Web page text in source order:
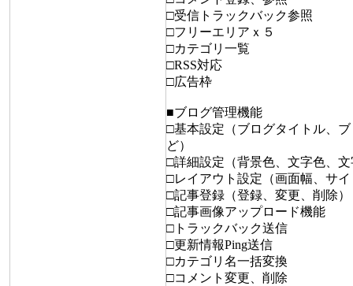
□受信トラックバック参照
□フリーエリアｘ５
□カテゴリ一覧
□RSS対応
□広告枠
■ブログ管理機能
□基本設定（ブログタイトル、
ど）
□詳細設定（背景色、文字色、
□レイアウト設定（画面幅、サ
□記事登録（登録、変更、削除）
□記事画像アップロード機能
□トラックバック送信
□更新情報Ping送信
□カテゴリ名一括変換
□コメント変更、削除